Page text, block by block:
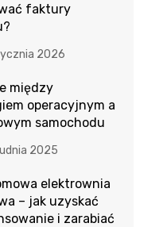
faktury
2026
między
operacyjnym a
samochodu
2025
elektrownia
– jak uzyskać
i zarabiać